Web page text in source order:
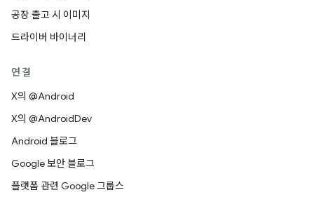
공장 출고 시 이미지
드라이버 바이너리
연결
X의 @Android
X의 @AndroidDev
Android 블로그
Google 보안 블로그
플랫폼 관련 Google 그룹스